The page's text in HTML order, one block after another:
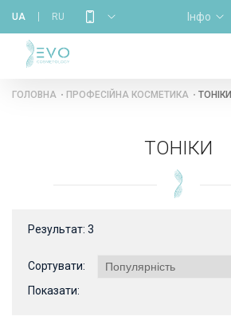
UA RU Інфо
ГОЛОВНА
НАС
МАГАЗИН
НАВЧАННЯ
ГОЛОВНА ПРОФЕСІЙНА КОСМЕТИКА ТОНІКИ
ТОНІКИ
Результат: 3
Сортувати:
Показати: